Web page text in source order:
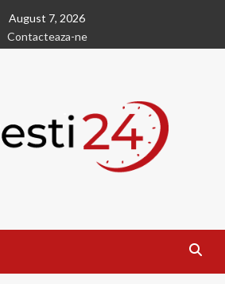
August 7, 2026
Contacteaza-ne